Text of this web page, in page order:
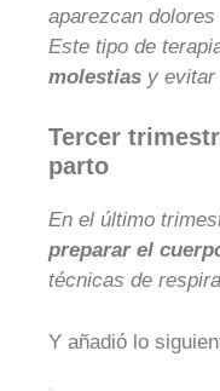
aparezcan
Este tipo de
molestias y evitar
Tercer
parto
En el último
preparar el
técnicas de
Y añadió lo